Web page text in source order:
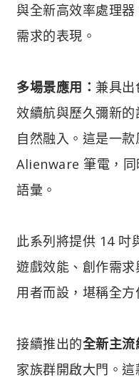
與全新高效率處理
需求的表現。
多場景應用： 兼具
效續航與歷久彌新
自然融入。這是一
Alienware 筆電，同
語彙。
此系列將提供 14 吋
遊戲效能、創作需
用者而設，堪稱全方
接續推出的全新主
家族群開啟大門。這